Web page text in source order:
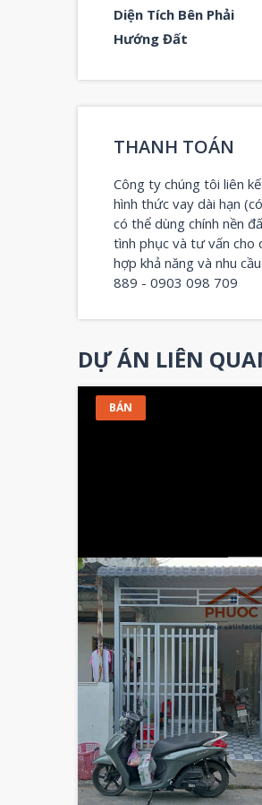
Diện Tích Bên Phải
Hướng Đất
THANH TOÁN
Công ty chúng tôi liên
hình thức vay dài hạn
có thể dùng chính nền
tình phục và tư vấn cho
hợp khả năng và nhu
889 - 0903 098 709
DỰ ÁN LIÊN
BÁN